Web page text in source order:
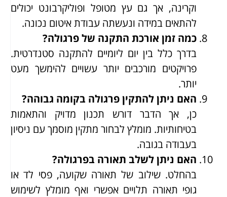
וקרינה, אך גם עץ מטופל ופוליקרבונט יכולים
להתאים במידה ונעשתה עבודת איטום נכונה.
כמה זמן אורכת התקנה של פרגולה?
בדרך כלל בין יום ליומיים להתקנה סטנדרטית.
פרויקטים מורכבים יותר עשויים להימשך מעט
יותר.
האם ניתן להתקין פרגולה בקומה גבוהה?
כן, אך הדבר דורש תכנון מדויק והתאמות
בטיחותיות. מומלץ לבחור מתקין מוסמך עם ניסיון
בעבודה בגובה.
האם ניתן לשלב תאורה בפרגולה?
בהחלט. שילוב של תאורה שקועה, פסי לד או
גופי תאורה תלויים אפשרי ואף מומלץ לשימוש